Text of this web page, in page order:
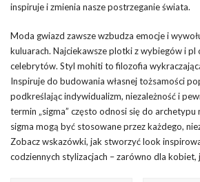
inspiruje i zmienia nasze postrzeganie świata.
Moda gwiazd zawsze wzbudza emocje i
kuluarach. Najciekawsze plotki z wybiegów i pl
celebrytów. Styl mohiti to filozofia
Inspiruje do budowania własnej tożsamości
podkreślając indywidualizm, niezależność i
termin „sigma” często odnosi się do archetypu
sigma mogą być stosowane przez każdego,
Zobacz wskazówki, jak stworzyć look
codziennych stylizacjach – zarówno dla kobiet,